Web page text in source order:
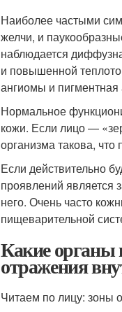
Наиболее частыми
желчи, и
наблюдается
и повышенной
ангиомы и
Нормальное
кожи. Если лицо —
организма такова,
Если действительно
проявлений является
него. Очень часто
пищеварительной
Какие органы
отражения
Читаем по лицу: зоны